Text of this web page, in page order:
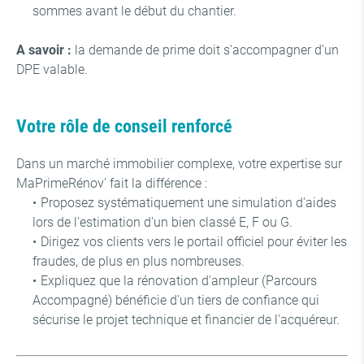
sommes avant le début du chantier.
A savoir : la demande de prime doit s'accompagner d'un
DPE valable.
Votre rôle de conseil renforcé
Dans un marché immobilier complexe, votre expertise sur
MaPrimeRénov' fait la différence :
Proposez systématiquement une simulation d'aides
lors de l'estimation d'un bien classé E, F ou G.
Dirigez vos clients vers le portail officiel pour éviter les
fraudes, de plus en plus nombreuses.
Expliquez que la rénovation d'ampleur (Parcours
Accompagné) bénéficie d'un tiers de confiance qui
sécurise le projet technique et financier de l'acquéreur.